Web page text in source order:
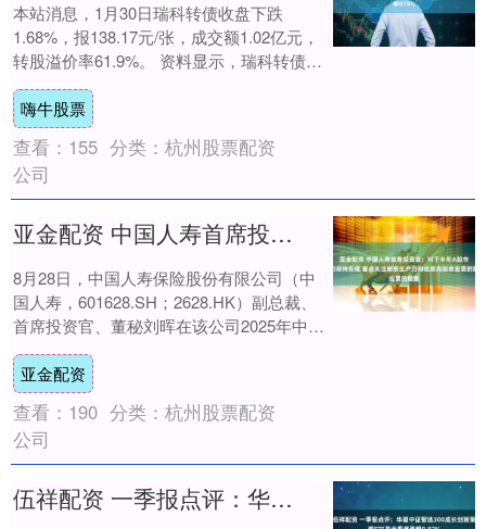
本站消息，1月30日瑞科转债收盘下跌
1.68%，报138.17元/张，成交额1.02亿元，
转股溢价率61.9%。 资料显示，瑞科转债信
用级别为“A”，债券期限6....
嗨牛股票
查看： 155 分类： 杭州股票配资
公司
亚金配资 中国人寿首席投资官：对下半年A股市场仍保持乐观 重点关注新质生产力和优质高股息股票的配置
8月28日，中国人寿保险股份有限公司（中
国人寿，601628.SH；2628.HK）副总裁、
首席投资官、董秘刘晖在该公司2025年中期
业绩发布会上表示，对下半年....
亚金配资
查看： 190 分类： 杭州股票配资
公司
伍祥配资 一季报点评：华夏中证智选300成长创新策略ETF基金季度涨幅0.87%